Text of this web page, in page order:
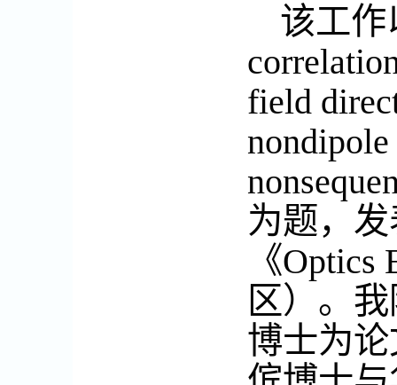
该工作
field
nondipole
为题，
《Optics
区） 。
博士为